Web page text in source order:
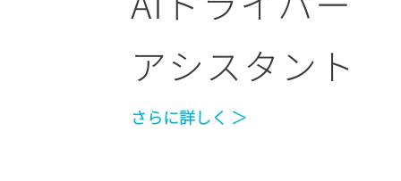
さらに詳しく ＞
アシスタント